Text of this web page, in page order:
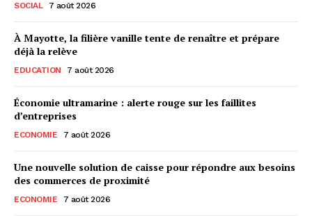
SOCIAL 7 août 2026
À Mayotte, la filière vanille tente de renaître et prépare
déjà la relève
EDUCATION 7 août 2026
Économie ultramarine : alerte rouge sur les faillites
d’entreprises
ECONOMIE 7 août 2026
Une nouvelle solution de caisse pour répondre aux besoins
des commerces de proximité
ECONOMIE 7 août 2026